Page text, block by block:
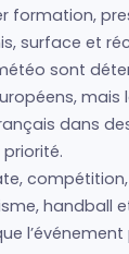
formation,
surface et
sont
dans